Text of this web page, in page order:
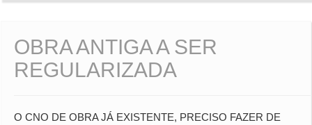
OBRA ANTIGA A SER
REGULARIZADA
O CNO DE OBRA JÁ EXISTENTE, PRECISO FAZER DE